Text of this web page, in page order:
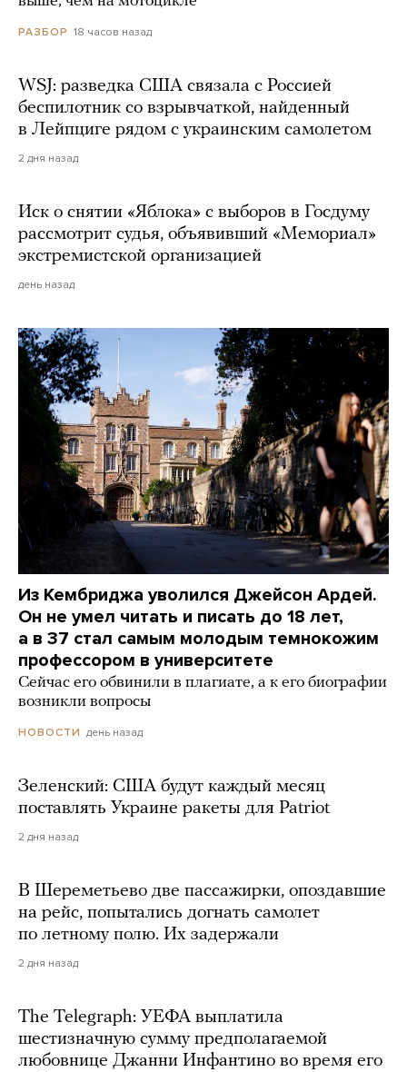
РАЗБОР 18 часов назад
WSJ: разведка США связала с Россией
беспилотник со взрывчаткой, найденный
в Лейпциге рядом с украинским самолетом
2 дня назад
Иск о снятии «Яблока» с выборов в Госдуму
рассмотрит судья, объявивший «Мемориал»
экстремистской организацией
день назад
Из Кембриджа уволился Джейсон Ардей.
Он не умел читать и писать до 18 лет,
а в 37 стал самым молодым темнокожим
профессором в университете
Сейчас его обвинили в плагиате, а к его биографии
возникли вопросы
НОВОСТИ день назад
Зеленский: США будут каждый месяц
поставлять Украине ракеты для Patriot
2 дня назад
В Шереметьево две пассажирки, опоздавшие
на рейс, попытались догнать самолет
по летному полю. Их задержали
2 дня назад
The Telegraph: УЕФА выплатила
шестизначную сумму предполагаемой
любовнице Джанни Инфантино во время его